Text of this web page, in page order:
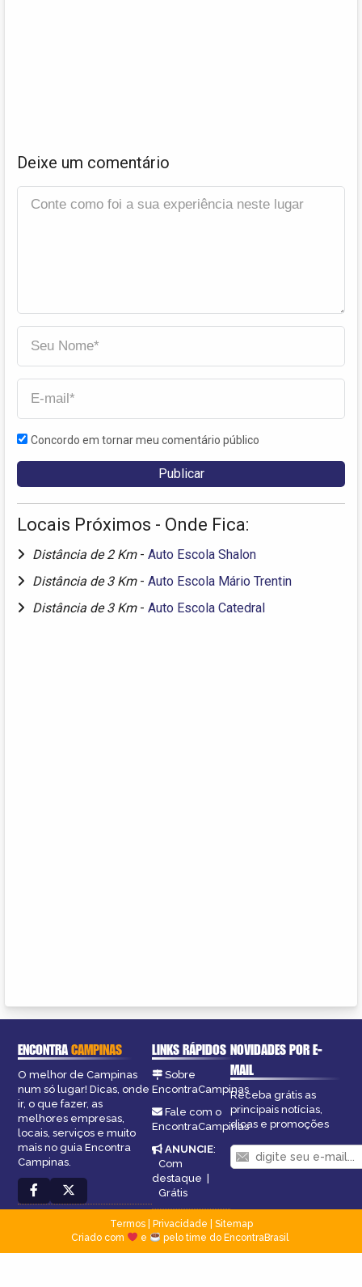
Deixe um comentário
Concordo em tornar meu comentário público
Locais Próximos - Onde Fica:
Distância de 2 Km - Auto Escola Shalon
Distância de 3 Km - Auto Escola Mário Trentin
Distância de 3 Km - Auto Escola Catedral
ENCONTRACAMPINAS
O melhor de Campinas
num só lugar! Dicas, onde
ir, o que fazer, as
melhores empresas,
locais, serviços e muito
mais no guia Encontra
Campinas.
LINKS RÁPIDOS
Sobre
EncontraCampinas
Fale com o
EncontraCampinas
ANUNCIE:
Com
destaque |
Grátis
NOVIDADES POR E-
MAIL
Receba grátis as
principais notícias,
dicas e promoções
Termos| Privacidade
Sitemap
Criado com
e pelo time do EncontraBrasil